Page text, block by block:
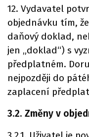
12. Vydavatel
objednávku tím,
daňový doklad,
jen „doklad“) s
předplatném.
nejpozději do
zaplacení
3.2. Změny v